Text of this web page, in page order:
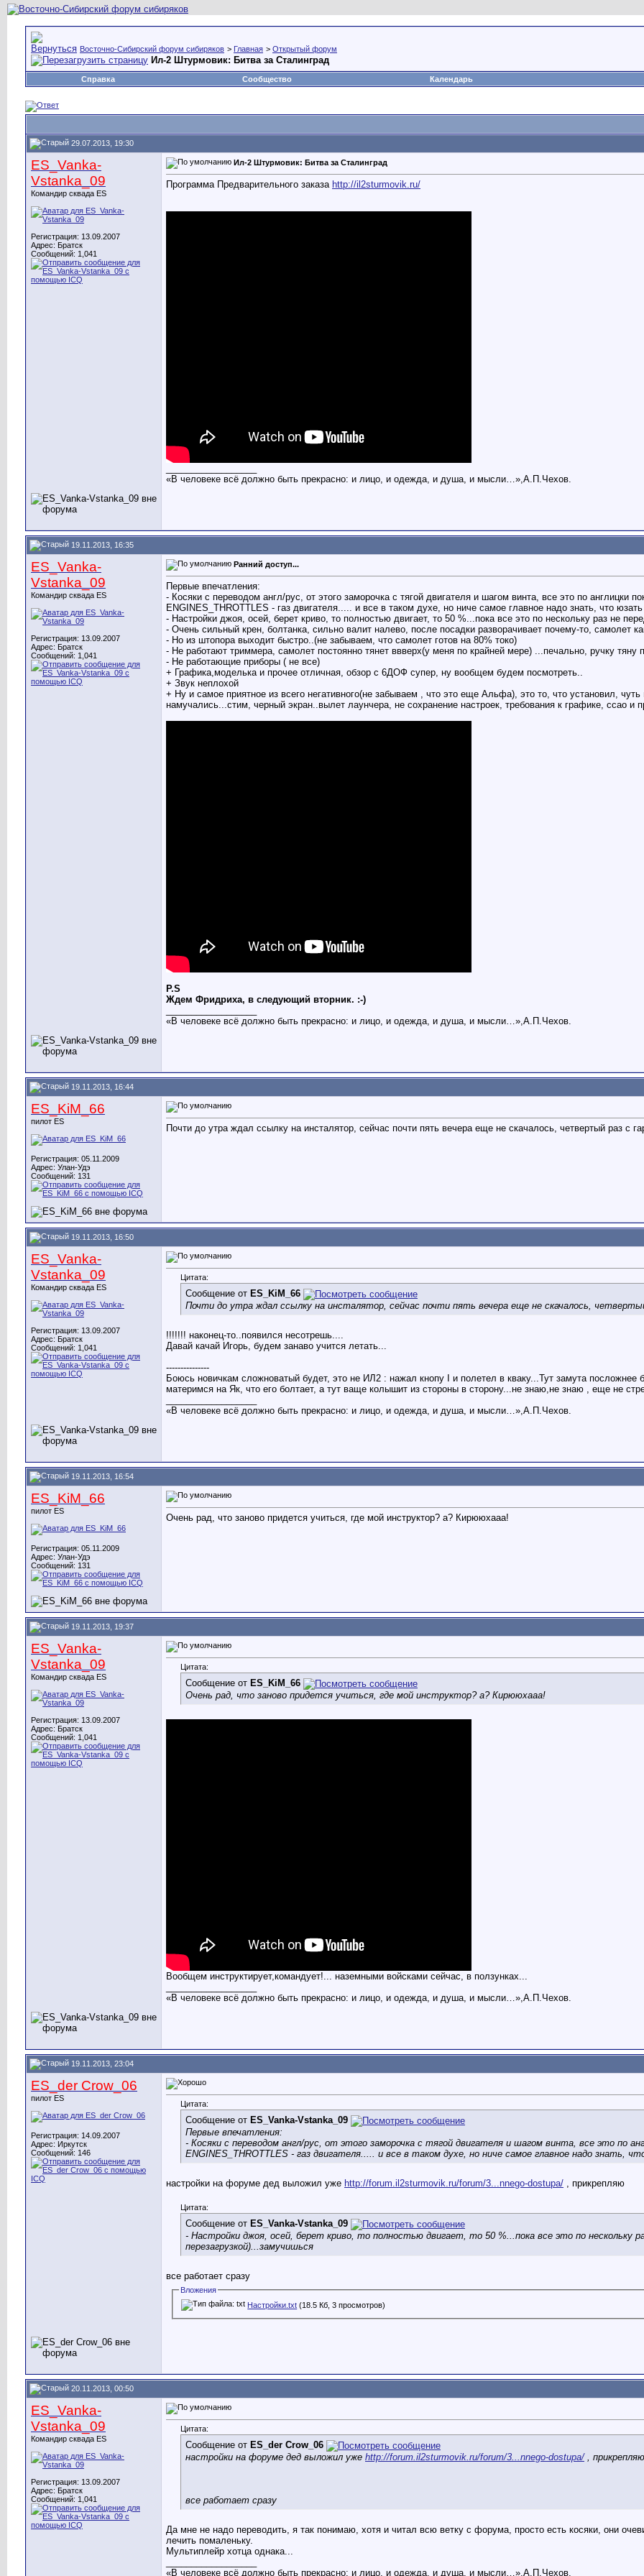
Восточно-Сибирский форум сибиряков > Главная > Открытый форум
Ил-2 Штурмовик: Битва за Сталинград
Справка Сообщество Календарь
29.07.2013, 19:30
ES_Vanka-
Vstanka_09
Командир сквада ES
Регистрация: 13.09.2007
Адрес: Братск
Сообщений: 1,041
Ил-2 Штурмовик: Битва за Сталинград
Программа Предварительного заказа http://il2sturmovik.ru/
«В человеке всё должно быть прекрасно: и лицо, и одежда, и душа, и мысли…»,А.П.Чехов.
19.11.2013, 16:35
ES_Vanka-
Vstanka_09
Командир сквада ES
Регистрация: 13.09.2007
Адрес: Братск
Сообщений: 1,041
Ранний доступ...
Первые впечатления:
- Косяки с переводом англ/рус, от этого заморочка с тягой двигателя и шагом винта, все это по англицки
ENGINES_THROTTLES - газ двигателя..... и все в таком духе, но ниче самое главное надо знать, что
- Настройки джоя, осей, берет криво, то полностью двигает, то 50 %...пока все это по нескольку раз не
- Очень сильный крен, болтанка, сильно валит налево, после посадки разворачивает почему-то, самолет
- Но из штопора выходит быстро..(не забываем, что самолет готов на 80% токо)
- Не работают триммера, самолет постоянно тянет ввверх(у меня по крайней мере) ...печально, ручку тяну
- Не работающие приборы ( не все)
+ Графика,моделька и прочее отличная, обзор с 6ДОФ супер, ну вообщем будем посмотреть..
+ Звук неплохой
+ Ну и самое приятное из всего негативного(не забываем , что это еще Альфа), это то, что установил,
намучались...стим, черный экран..вылет лаунчера, не сохранение настроек, требования к графике, ссао и
P.S
Ждем Фридриха, в следующий вторник. :-)
«В человеке всё должно быть прекрасно: и лицо, и одежда, и душа, и мысли…»,А.П.Чехов.
19.11.2013, 16:44
ES_KiM_66
пилот ES
Регистрация: 05.11.2009
Адрес: Улан-Удэ
Сообщений: 131
Почти до утра ждал ссылку на инсталятор, сейчас почти пять вечера еще не скачалось, четвертый раз с
19.11.2013, 16:50
ES_Vanka-
Vstanka_09
Командир сквада ES
Регистрация: 13.09.2007
Адрес: Братск
Сообщений: 1,041
Цитата:
Сообщение от ES_KiM_66
Почти до утра ждал ссылку на инсталятор, сейчас почти пять вечера еще не скачалось,
!!!!!!! наконец-то..появился несотрешь....
Давай качай Игорь, будем занаво учится летать...
---------------
Боюсь новичкам сложноватый будет, это не ИЛ2 : нажал кнопу I и полетел в кваку...Тут замута посложнее
материмся на Як, что его болтает, а тут ваще колышит из стороны в сторону...не знаю,не знаю , еще не
«В человеке всё должно быть прекрасно: и лицо, и одежда, и душа, и мысли…»,А.П.Чехов.
19.11.2013, 16:54
ES_KiM_66
пилот ES
Регистрация: 05.11.2009
Адрес: Улан-Удэ
Сообщений: 131
Очень рад, что заново придется учиться, где мой инструктор? а? Кирююхааа!
19.11.2013, 19:37
ES_Vanka-
Vstanka_09
Командир сквада ES
Регистрация: 13.09.2007
Адрес: Братск
Сообщений: 1,041
Цитата:
Сообщение от ES_KiM_66
Очень рад, что заново придется учиться, где мой инструктор? а? Кирююхааа!
Вообщем инструктирует,командует!... наземными войсками сейчас, в ползунках...
«В человеке всё должно быть прекрасно: и лицо, и одежда, и душа, и мысли…»,А.П.Чехов.
19.11.2013, 23:04
ES_der Crow_06
пилот ES
Регистрация: 14.09.2007
Адрес: Иркутск
Сообщений: 146
Цитата:
Сообщение от ES_Vanka-Vstanka_09
Первые впечатления:
- Косяки с переводом англ/рус, от этого заморочка с тягой двигателя и шагом винта, все это по
ENGINES_THROTTLES - газ двигателя..... и все в таком духе, но ниче самое главное надо
настройки на форуме дед выложил уже http://forum.il2sturmovik.ru/forum/3...nnego-dostupa/ , прикрепляю
Цитата:
Сообщение от ES_Vanka-Vstanka_09
- Настройки джоя, осей, берет криво, то полностью двигает, то 50 %...пока все это по нескольку
перезагрузкой)...замучишься
все работает сразу
Вложения
Настройки.txt (18.5 Кб, 3 просмотров)
20.11.2013, 00:50
ES_Vanka-
Vstanka_09
Командир сквада ES
Регистрация: 13.09.2007
Адрес: Братск
Сообщений: 1,041
Цитата:
Сообщение от ES_der Crow_06
настройки на форуме дед выложил уже http://forum.il2sturmovik.ru/forum/3...nnego-dostupa/, прикрепляю
все работает сразу
Да мне не надо переводить, я так понимаю, хотя и читал всю ветку с форума, просто есть косяки, они
лечить помаленьку.
Мультиплейр хотца однака...
«В человеке всё должно быть прекрасно: и лицо, и одежда, и душа, и мысли…»,А.П.Чехов.